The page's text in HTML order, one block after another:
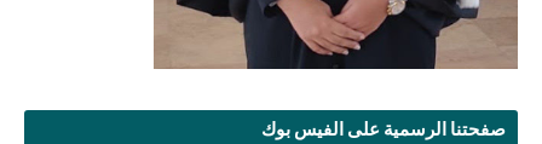
صفحتنا الرسمية على الفيس بوك